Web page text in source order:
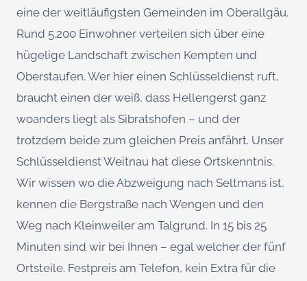
eine der weitläufigsten Gemeinden im Oberallgäu.
Rund 5.200 Einwohner verteilen sich über eine
hügelige Landschaft zwischen Kempten und
Oberstaufen. Wer hier einen Schlüsseldienst ruft,
braucht einen der weiß, dass Hellengerst ganz
woanders liegt als Sibratshofen – und der
trotzdem beide zum gleichen Preis anfährt. Unser
Schlüsseldienst Weitnau hat diese Ortskenntnis.
Wir wissen wo die Abzweigung nach Seltmans ist,
kennen die Bergstraße nach Wengen und den
Weg nach Kleinweiler am Talgrund. In 15 bis 25
Minuten sind wir bei Ihnen – egal welcher der fünf
Ortsteile. Festpreis am Telefon, kein Extra für die